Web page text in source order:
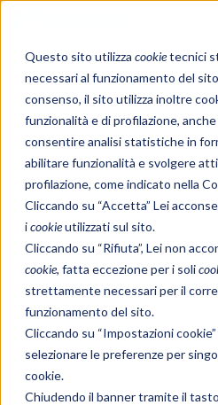
Questo sito utilizza cookietecnici
necessari al funzionamento del
consenso, il sito utilizza inoltre
funzionalità e di profilazione,
consentire analisi statistiche in
abilitare funzionalità e svolgere
profilazione, come indicato nella
Cliccando su “Accetta” Lei
icookieutilizzati sul sito.
Cliccando su “Rifiuta”, Lei non
cookie, fatta eccezione per i soli
strettamente necessari per il
funzionamento del sito.
Cliccando su “Impostazioni
selezionare le preferenze per
cookie.
Chiudendo il banner tramite il tasto